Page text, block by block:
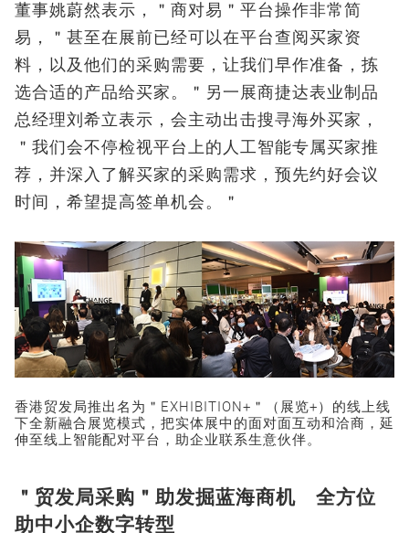
董事姚蔚然表示，＂商对易＂平台操作非常简
易，＂甚至在展前已经可以在平台查阅买家资
料，以及他们的采购需要，让我们早作准备，拣
选合适的产品给买家。＂另一展商捷达表业制品
总经理刘希立表示，会主动出击搜寻海外买家，
＂我们会不停检视平台上的人工智能专属买家推
荐，并深入了解买家的采购需求，预先约好会议
时间，希望提高签单机会。＂
香港贸发局推出名为＂EXHIBITION+＂（展览+）的线上线
下全新融合展览模式，把实体展中的面对面互动和洽商，延
伸至线上智能配对平台，助企业联系生意伙伴。
＂贸发局采购＂助发掘蓝海商机 全方位
助中小企数字转型